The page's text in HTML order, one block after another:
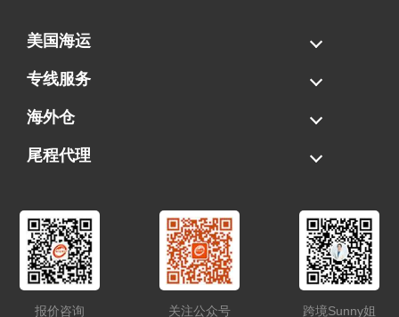
美国海运
海运拼柜
海运整柜
美国海卡
加拿大海运
专线服务
FBA专线直送
超大件专线
AWD专线
电池专线
海外仓
一件代发
FBA中转
贴标换标
拆柜/存储
尾程代理
报价咨询 关注公众号 跨境Sunny姐